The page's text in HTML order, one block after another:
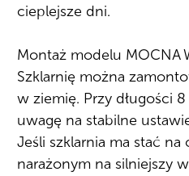
cieplejsze dni.
Montaż modelu MOCNA
Szklarnię można
w ziemię. Przy długości
uwagę na stabilne
Jeśli szklarnia ma stać
narażonym na silniejszy